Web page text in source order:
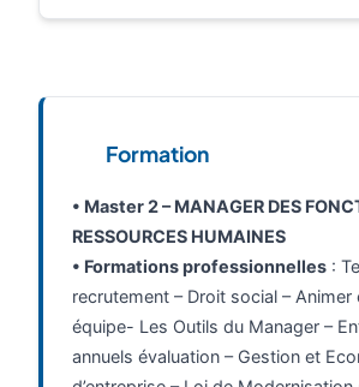
Formation
• Master 2 – MANAGER DES
RESSOURCES HUMAINES
• Formations professionnelles :
recrutement – Droit social – Animer
équipe- Les Outils du Manager –
annuels évaluation – Gestion et